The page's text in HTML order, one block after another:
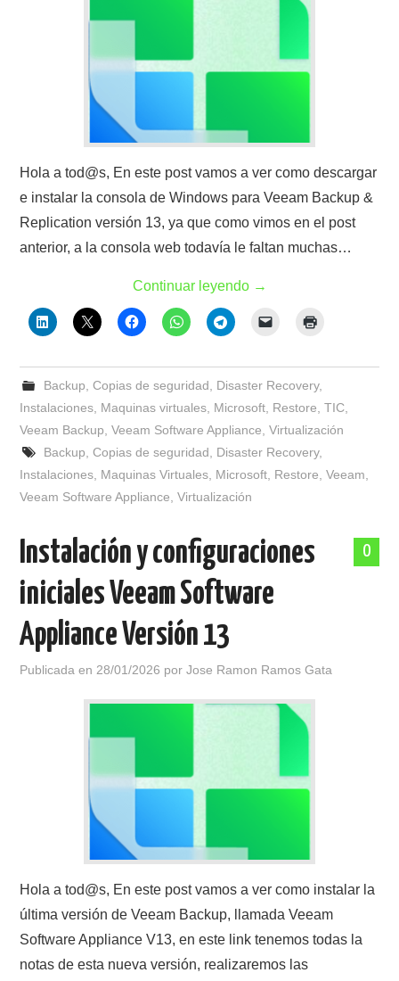
Hola a tod@s, En este post vamos a ver como descargar
e instalar la consola de Windows para Veeam Backup &
Replication versión 13, ya que como vimos en el post
anterior, a la consola web todavía le faltan muchas…
Continuar leyendo →
Backup Copias de seguridad Disaster Recovery,
Instalaciones Maquinas virtuales Microsoft Restore ,TIC
Veeam Backup ,Veeam Software Appliance ,Virtualización
Backup Copias de seguridad Disaster Recovery,
Instalaciones Maquinas Virtuales Microsoft Restore ,Veeam
Veeam Software Appliance ,Virtualización
0
Instalación y configuraciones
iniciales Veeam Software
Appliance Versión 13
Publicada en 28/01/2026 porJose Ramon Ramos Gata
Hola a tod@s, En este post vamos a ver como instalar la
última versión de Veeam Backup, llamada Veeam
Software Appliance V13, en este link tenemos todas la
notas de esta nueva versión, realizaremos las